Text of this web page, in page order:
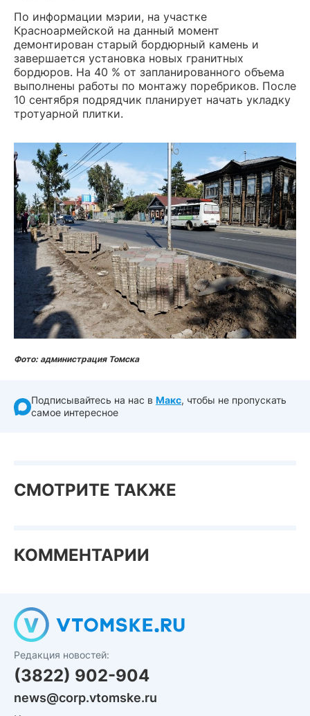
По информации мэрии, на участке
Красноармейской на данный момент
демонтирован старый бордюрный камень и
завершается установка новых гранитных
бордюров. На 40 % от запланированного объема
выполнены работы по монтажу поребриков. После
10 сентября подрядчик планирует начать укладку
тротуарной плитки.
Фото: администрация Томска
Подписывайтесь на нас в Макс, чтобы не пропускать
самое интересное
СМОТРИТЕ ТАКЖЕ
КОММЕНТАРИИ
Редакция новостей:
(3822) 902-904
news@corp.vtomske.ru